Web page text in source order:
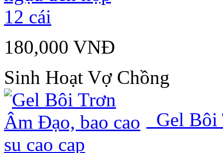
180,000 VNĐ
Sinh Hoạt Vợ Chồng
Gel